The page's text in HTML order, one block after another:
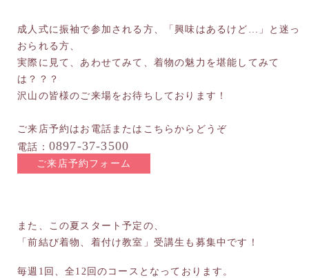
成人式に振袖で参加される方、「興味はあるけど…」と迷っ
おられる方、
実際に見て、あわせてみて、着物の魅力を堪能してみて
は？？？
沢山の皆様のご来場をお待ちしております！
ご来店予約はお電話またはこちらからどうぞ
電話： 0897-37-3500
ご来店予約フォーム
また、この夏スタート予定の、
「前結び着物、着付け教室」受講生も募集中です！
毎週1回、全12回のコースとなっております。